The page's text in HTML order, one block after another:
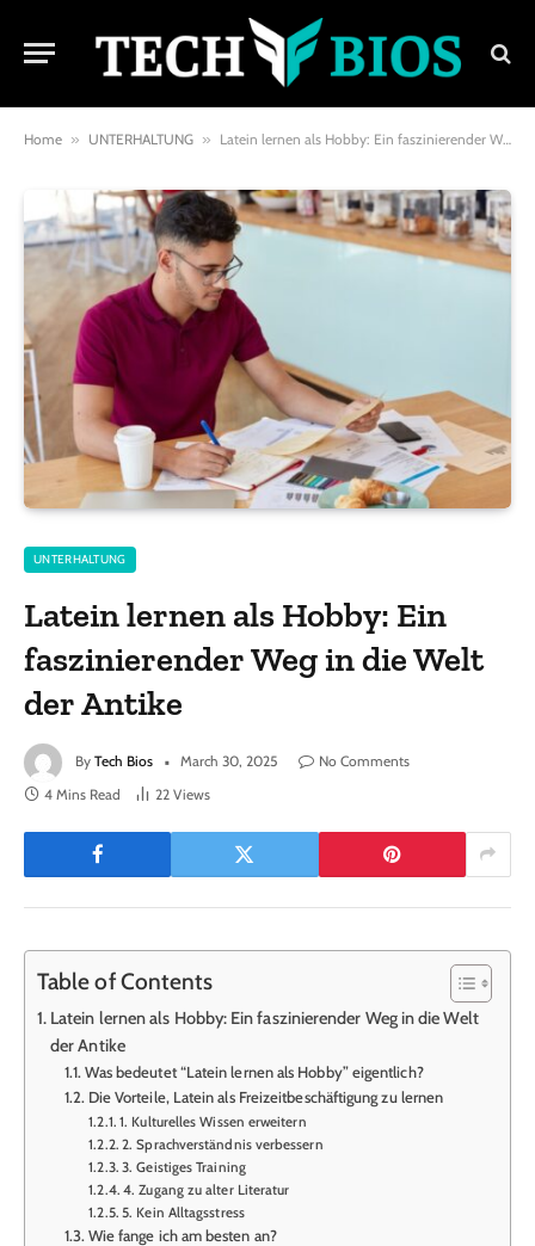
Home » UNTERHALTUNG » Latein lernen als Hobby: Ein faszinierender Weg in die Welt der Antike
UNTERHALTUNG
Latein lernen als Hobby: Ein
faszinierender Weg in die Welt
der Antike
By Tech Bios March 30, 2025
No Comments
4 Mins Read
22 Views
Table of Contents
Latein lernen als Hobby: Ein faszinierender Weg in die Welt
der Antike
Was bedeutet “Latein lernen als Hobby” eigentlich?
Die Vorteile, Latein als Freizeitbeschäftigung zu lernen
1. Kulturelles Wissen erweitern
2. Sprachverständnis verbessern
3. Geistiges Training
4. Zugang zu alter Literatur
5. Kein Alltagsstress
Wie fange ich am besten an?